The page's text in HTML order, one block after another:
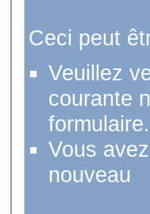
Ceci peut
Veuillez
courante
formulaire.
Vous
nouveau